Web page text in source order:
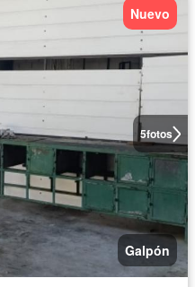
5fotos
Nuevo
Galpón